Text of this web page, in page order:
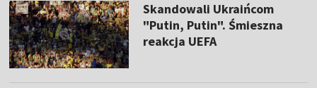
Skandowali Ukraińcom
"Putin, Putin". Śmieszna
reakcja UEFA